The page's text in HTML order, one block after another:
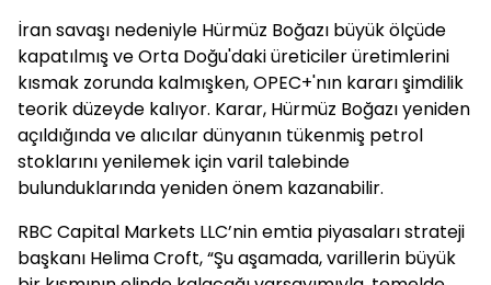
İran savaşı nedeniyle Hürmüz Boğazı büyük ölçüde
kapatılmış ve Orta Doğu'daki üreticiler üretimlerini
kısmak zorunda kalmışken, OPEC+'nın kararı şimdilik
teorik düzeyde kalıyor. Karar, Hürmüz Boğazı yeniden
açıldığında ve alıcılar dünyanın tükenmiş petrol
stoklarını yenilemek için varil talebinde
bulunduklarında yeniden önem kazanabilir.
RBC Capital Markets LLC’nin emtia piyasaları strateji
başkanı Helima Croft, “Şu aşamada, varillerin büyük